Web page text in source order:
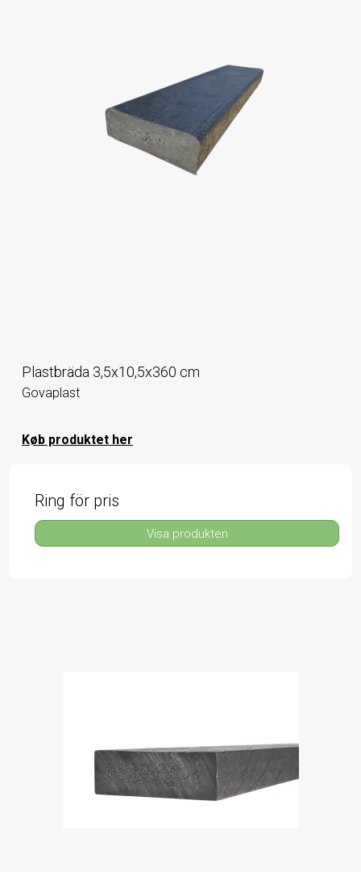
Plastbräda 3,5x10,5x360 cm
Govaplast
Køb produktet her
Ring för pris
Visa produkten